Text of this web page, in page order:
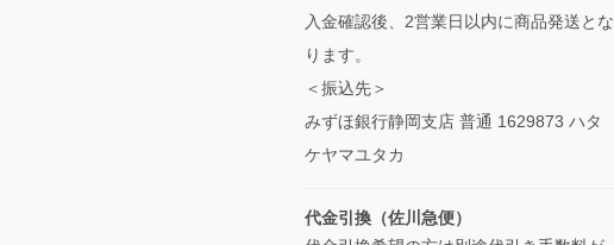
入金確認後、2営業日以内に商品発送とな
ります。
＜振込先＞
みずほ銀行静岡支店 普通 1629873 ハタ
ケヤマユタカ
代金引換（佐川急便）